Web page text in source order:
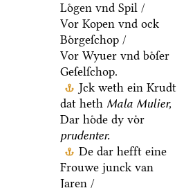
Loͤgen vnd Spil /
Vor Kopen vnd ock
Boͤrgeſchop /
Vor Wyuer vnd boͤſer
Geſelſchop.
Jck weth ein Krudt
dat heth Mala Mulier,
Dar hoͤde dy voͤr
prudenter.
De dar hefft eine
Frouwe junck van
Jaren /